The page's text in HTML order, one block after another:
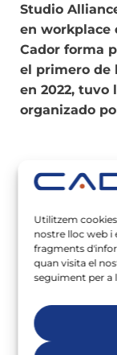
Utilitzem
nostre lloc web i
fragments
quan visita el
seguiment per a
Studio
en workplace
Cador forma
el primero de
en 2022, tuvo
organizado
Durante las